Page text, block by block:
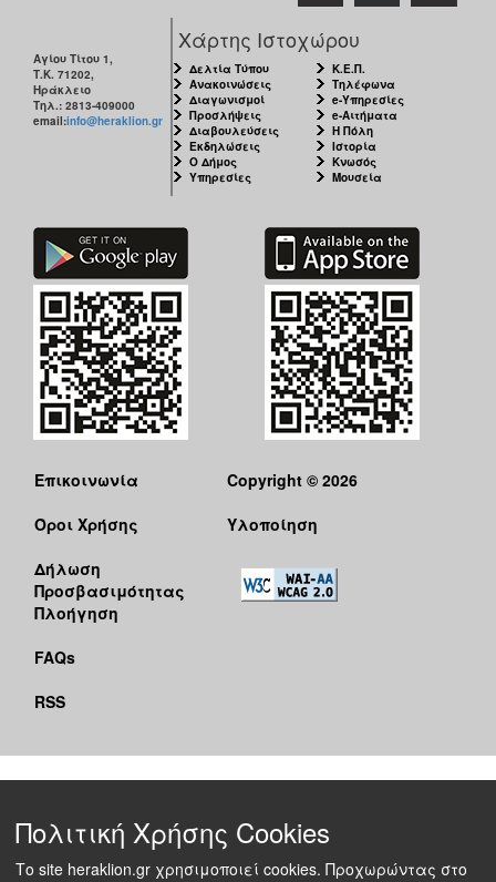
Αγίου Τίτου 1,
Τ.Κ. 71202,
Ηράκλειο
Τηλ.: 2813-409000
email:info@heraklion.gr
Χάρτης Ιστοχώρου
Δελτία Τύπου
Ανακοινώσεις
Διαγωνισμοί
Προσλήψεις
Διαβουλεύσεις
Εκδηλώσεις
Ο Δήμος
Υπηρεσίες
Κ.Ε.Π.
Τηλέφωνα
e-Υπηρεσίες
e-Αιτήματα
Η Πόλη
Ιστορία
Κνωσός
Μουσεία
Επικοινωνία
Όροι Χρήσης
Δήλωση
Προσβασιμότητας
Πλοήγηση
FAQs
RSS
Copyright © 2026
Υλοποίηση
Πολιτική Χρήσης Cookies
Το site heraklion.gr χρησιμοποιεί cookies. Προχωρώντας στο